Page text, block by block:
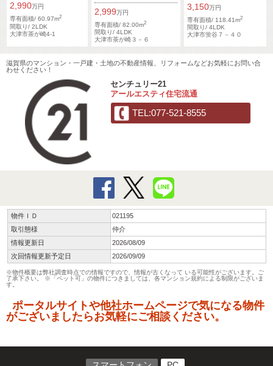
2,990万円
専有面積/ 60.97m2
間取り/ 2LDK
大津市茶が崎4-1
2,999万円
専有面積/ 82.00m2
間取り/ 4LDK
大津市茶が崎３－６
3,150万円
専有面積/ 118.41m2
間取り/ 4LDK
大津市蛍谷７－４０
滋賀県のマンション・一戸建・土地の不動産情報、リフォームなどお気軽にお問い合
わせください！
センチュリー21
アールエスティ住宅流通
TEL:077-521-8555
物件ＩＤ
021195
取引態様
仲介
情報更新日
2026/08/09
次回情報更新予定日
2026/09/09
※物件概要は弊社調査時点での情報ですので、情報が古くなって いる可能性がございます。ご
了承下さい。 ※「ペット可」の物件につきましては、各マンション規約による制限がございま
す。
ポータルサイトや他社ホームページで気になる物件
がございましたらお気軽にご相談ください。